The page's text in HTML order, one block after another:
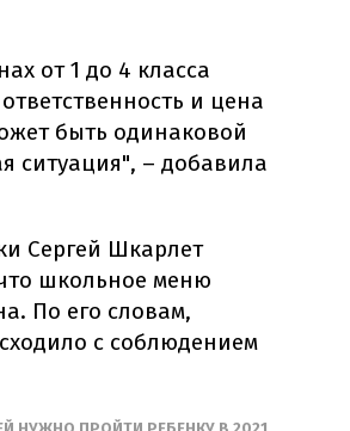
от 1 до 4 класса
и цена
быть одинаковой
ситуация", – добавила
Сергей Шкарлет
школьное меню
По его словам,
с соблюдением